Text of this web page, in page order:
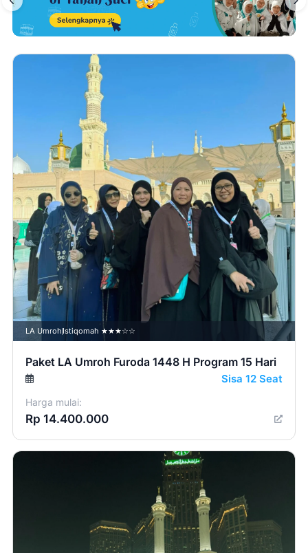
LA Umroh Istiqomah ★★★☆☆
Paket LA Umroh Furoda 1448 H Program 15 Hari
Sisa 12 Seat
Harga mulai:
Rp 14.400.000